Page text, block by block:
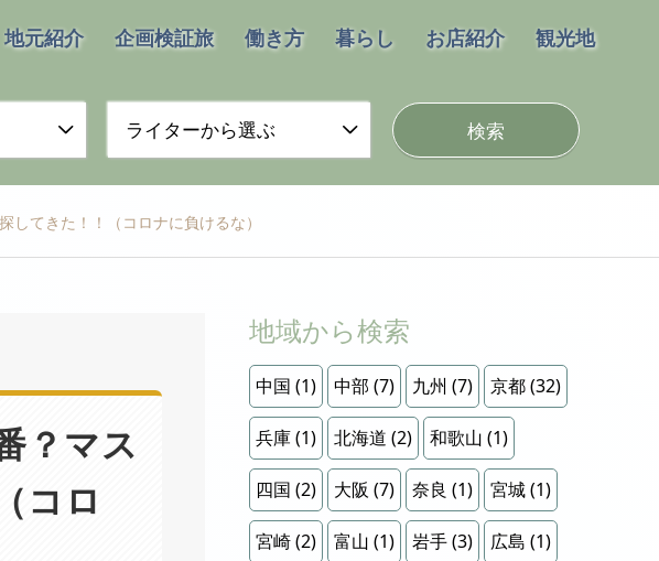
地元紹介 企画検証旅 働き方 暮らし お店紹介 観光地
ライターから選ぶ
してきた！！（コロナに負けるな）
？マス
コロ
地域から検索
中国 (1) 中部 (7) 九州 (7) 京都(32)
兵庫(1) 北海道 (2) 和歌山 (1)
四国 (2) 大阪 (7) 奈良 (1) 宮城(1)
宮崎(2) 富山 (1) 岩手(3) 広島 (1)